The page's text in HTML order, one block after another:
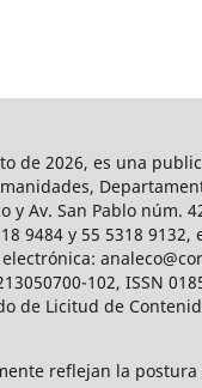
de 2026, es una
y Av. San Pablo
9484 y 55 5318
102, ISSN
de Licitud de
reflejan la